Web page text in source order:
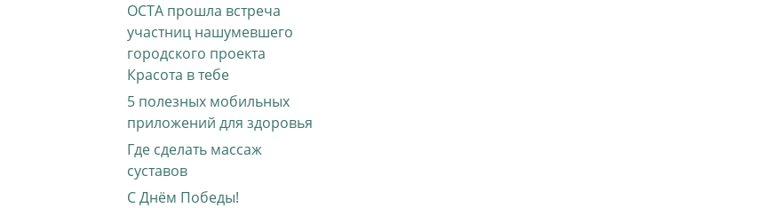
ОСТА прошла встреча
участниц нашумевшего
городского проекта
Красота в тебе
5 полезных мобильных
приложений для здоровья
Где сделать массаж
суставов
С Днём Победы!